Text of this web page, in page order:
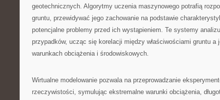
geotechnicznych. Algorytmy uczenia maszynowego potrafią
gruntu, przewidywać jego zachowanie na podstawie
potencjalne problemy przed ich wystąpieniem. Te systemy
przypadków, ucząc się korelacji między właściwościami gruntu a
warunkach obciążenia i środowiskowych.
Wirtualne modelowanie pozwala na przeprowadzanie
rzeczywistości, symulując ekstremalne warunki obciążenia,